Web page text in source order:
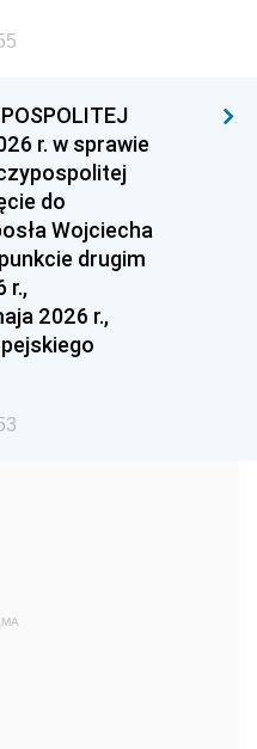
1994
1991
1985
1979
r. w sprawie
do
Wojciecha
drugim
r.,
2026 r.,